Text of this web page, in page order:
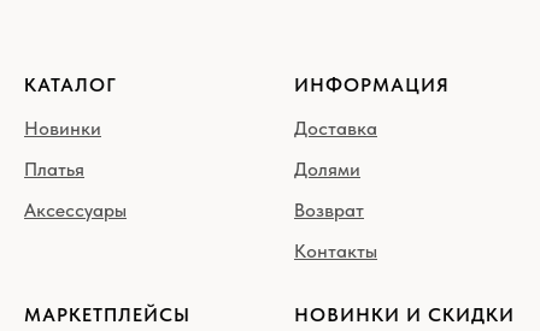
КАТАЛОГ
Новинки
Платья
Аксессуары
ИНФОРМАЦИЯ
Доставка
Долями
Возврат
Контакты
МАРКЕТПЛЕЙСЫ НОВИНКИ И СКИДКИ